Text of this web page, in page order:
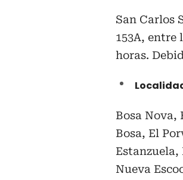
San Carlos
153A, entre
horas.
Bosa Nova,
Bosa, El
Estanzuela,
Nueva